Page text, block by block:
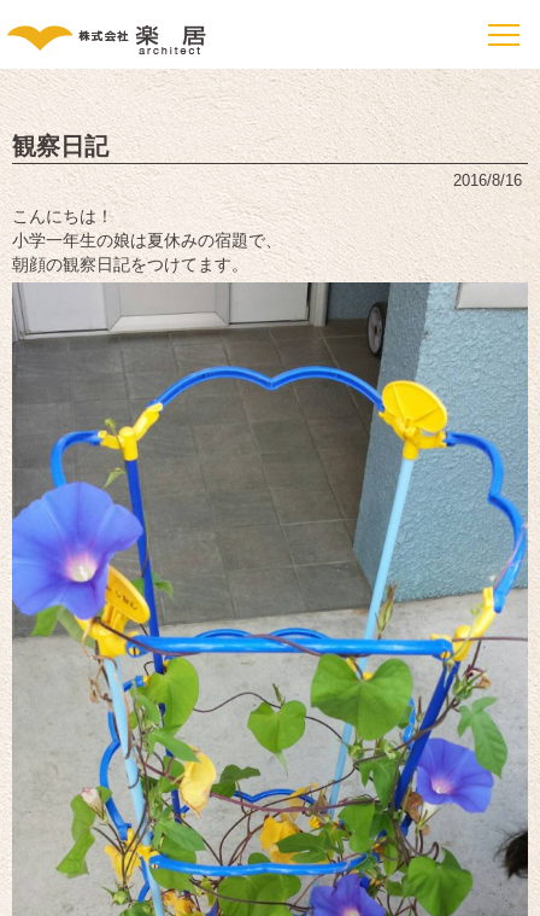
観察日記
2016/8/16
こんにちは！
小学一年生の娘は夏休みの宿題で、
朝顔の観察日記をつけてます。